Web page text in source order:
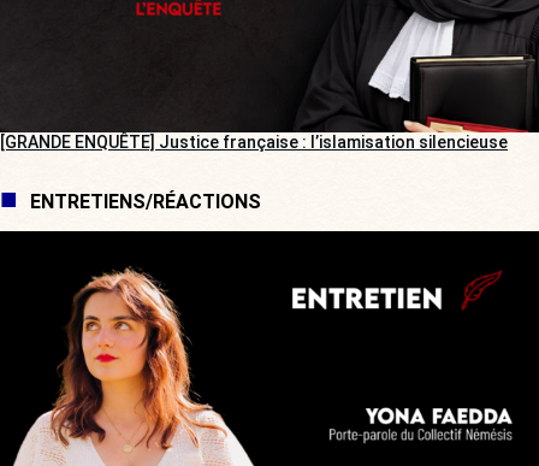
[GRANDE ENQUÊTE] Justice française : l’islamisation silencieuse
ENTRETIENS/RÉACTIONS